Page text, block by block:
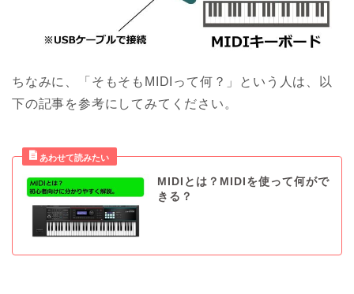
ちなみに、「そもそもMIDIって何？」という人は、以
下の記事を参考にしてみてください。
MIDIとは？MIDIを使って何がで
きる？